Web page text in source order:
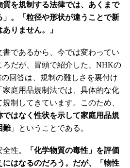
を規制する法律では、あくまで
。「粒径や形状が違うことで新
りません。」
書であるから、今では変わってい
ろだが、冒頭で紹介した、NHKの
回答は、規制の難しさを裏付け
家庭用品規制法では、具体的な化
制してきています。このため、
ではなく性状を示して家庭用品規
難」ということである。
性。
「化学物質の毒性」を評価
はなるのだろう。だが、「物性